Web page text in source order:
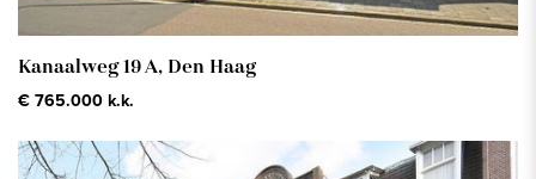
Kanaalweg 19 A, Den Haag
€ 765.000 k.k.